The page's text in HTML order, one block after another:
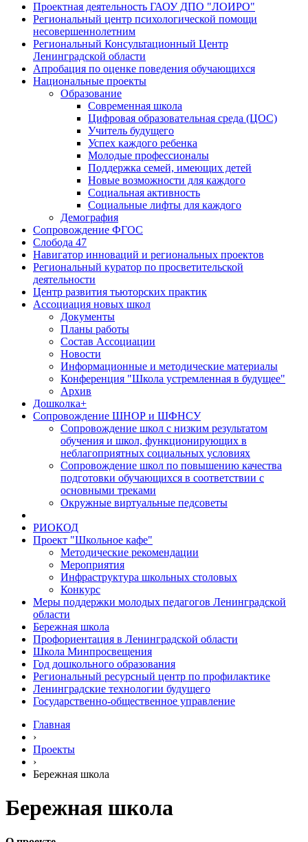
Проектная деятельность ГАОУ ДПО "ЛОИРО"
Региональный центр психологической помощи
несовершеннолетним
Региональный Консультационный Центр
Ленинградской области
Апробация по оценке поведения обучающихся
Национальные проекты
Образование
Современная школа
Цифровая образовательная среда (ЦОС)
Учитель будущего
Успех каждого ребенка
Молодые профессионалы
Поддержка семей, имеющих детей
Новые возможности для каждого
Социальная активность
Социальные лифты для каждого
Демография
Сопровождение ФГОС
Слобода 47
Навигатор инноваций и региональных проектов
Региональный куратор по просветительской
деятельности
Центр развития тьюторских практик
Ассоциация новых школ
Документы
Планы работы
Состав Ассоциации
Новости
Информационные и методические материалы
Конференция "Школа устремленная в будущее"
Архив
Дошколка+
Сопровождение ШНОР и ШФНСУ
Сопровождение школ с низким результатом
обучения и школ, функционирующих в
неблагоприятных социальных условиях
Сопровождение школ по повышению качества
подготовки обучающихся в соответствии с
основными треками
Окружные виртуальные педсоветы
РИОКОД
Проект "Школьное кафе"
Методические рекомендации
Мероприятия
Инфраструктура школьных столовых
Конкурс
Меры поддержки молодых педагогов Ленинградской
области
Бережная школа
Профориентация в Ленинградской области
Школа Минпросвещения
Год дошкольного образования
Региональный ресурсный центр по профилактике
Ленинградские технологии будущего
Государственно-общественное управление
Главная
›
Проекты
›
Бережная школа
Бережная школа